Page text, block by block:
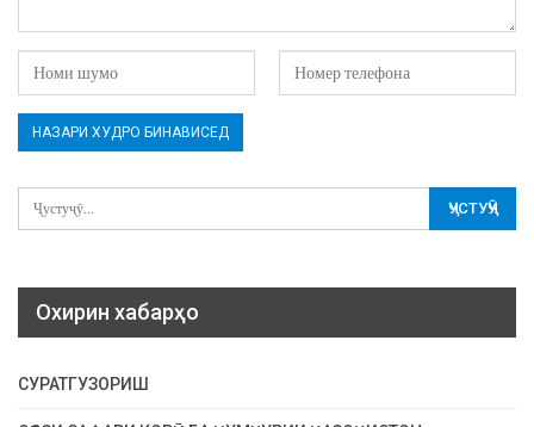
Охирин хабарҳо
СУРАТГУЗОРИШ